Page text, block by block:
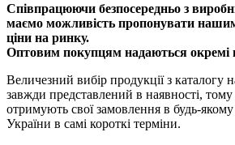
Співпрацюючи безпосередньо з
маємо можливість пропонувати
ціни на ринку.
Оптовим покупцям надаються окремі
Величезний вибір продукції з каталогу
завжди представлений в наявності, тому
отримують свої замовлення в будь-
України в самі короткі терміни.